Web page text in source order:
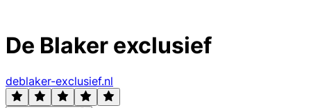
De Blaker exclusief
deblaker-exclusief.nl